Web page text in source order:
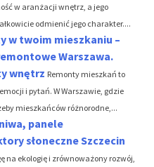
w aranżacji wnętrz, a jego
odmienić jego charakter....
w twoim mieszkaniu –
Warszawa.
wnętrz Remonty mieszkań to
i pytań. W Warszawie, gdzie
mieszkańców różnorodne,...
panele
słoneczne Szczecin
na ekologię i zrównoważony rozwój,